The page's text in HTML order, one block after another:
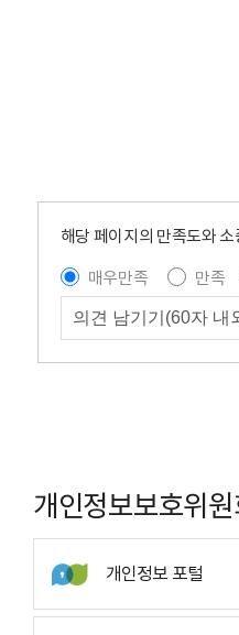
해당 페이지의 만족도와
매우만족
만족
개인정보보호위
개인정보 포털